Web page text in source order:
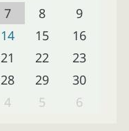
7 8
9
14 15
16
21 22
23
28 29
30
4 5 6